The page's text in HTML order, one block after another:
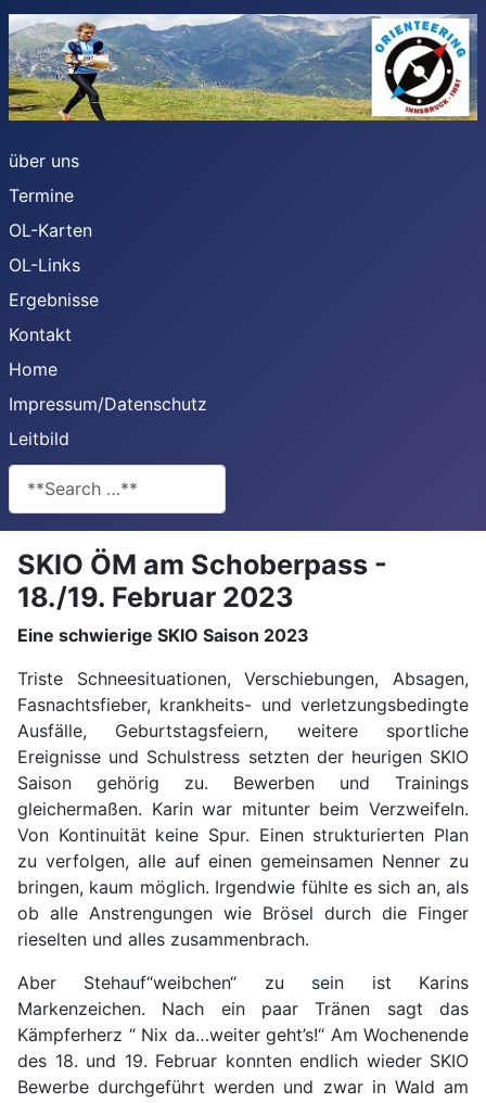
über uns
Termine
OL-Karten
OL-Links
Ergebnisse
Kontakt
Home
Impressum/Datenschutz
Leitbild
**Search**
SKIO ÖM am Schoberpass -
18./19. Februar 2023
Eine schwierige SKIO Saison 2023
Triste Schneesituationen, Verschiebungen, Absagen,
Fasnachtsfieber, krankheits- und verletzungsbedingte
Ausfälle, Geburtstagsfeiern, weitere sportliche
Ereignisse und Schulstress setzten der heurigen SKIO
Saison gehörig zu. Bewerben und Trainings
gleichermaßen. Karin war mitunter beim Verzweifeln.
Von Kontinuität keine Spur. Einen strukturierten Plan
zu verfolgen, alle auf einen gemeinsamen Nenner zu
bringen, kaum möglich. Irgendwie fühlte es sich an, als
ob alle Anstrengungen wie Brösel durch die Finger
rieselten und alles zusammenbrach.
Aber Stehauf“weibchen“ zu sein ist Karins
Markenzeichen. Nach ein paar Tränen sagt das
Kämpferherz “ Nix da…weiter geht’s!“ Am Wochenende
des 18. und 19. Februar konnten endlich wieder SKIO
Bewerbe durchgeführt werden und zwar in Wald am